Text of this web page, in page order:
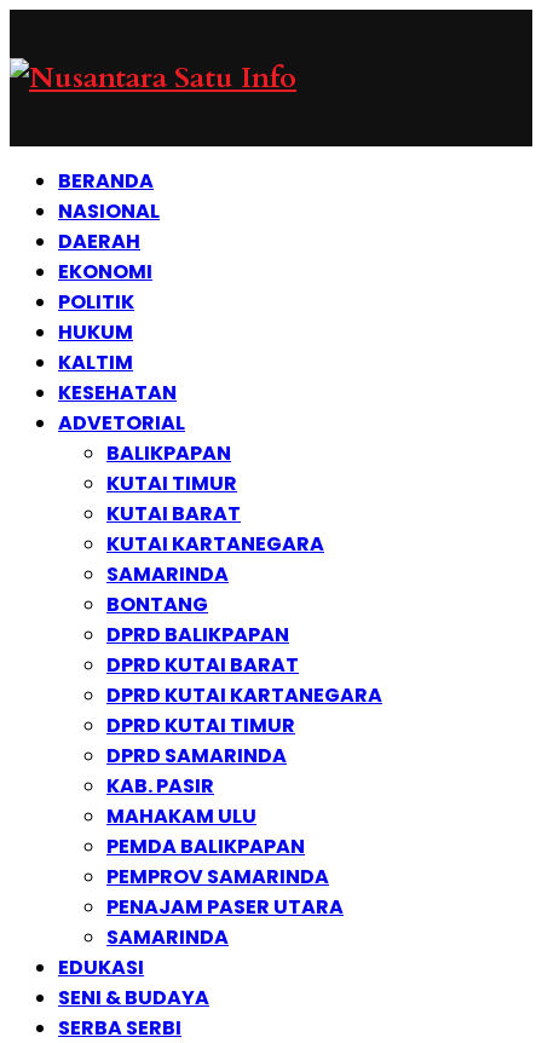
BERANDA
NASIONAL
DAERAH
EKONOMI
POLITIK
HUKUM
KALTIM
KESEHATAN
ADVETORIAL
BALIKPAPAN
KUTAI TIMUR
KUTAI BARAT
KUTAI KARTANEGARA
SAMARINDA
BONTANG
DPRD BALIKPAPAN
DPRD KUTAI BARAT
DPRD KUTAI KARTANEGARA
DPRD KUTAI TIMUR
DPRD SAMARINDA
KAB. PASIR
MAHAKAM ULU
PEMDA BALIKPAPAN
PEMPROV SAMARINDA
PENAJAM PASER UTARA
SAMARINDA
EDUKASI
SENI & BUDAYA
SERBA SERBI